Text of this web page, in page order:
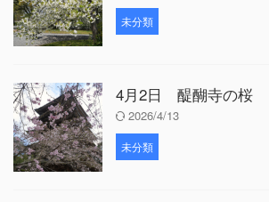
未分類
4月2日 醍醐寺の桜
2026/4/13
未分類